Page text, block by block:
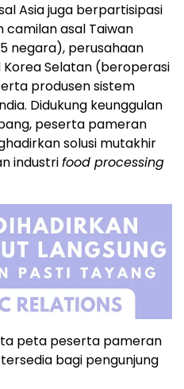
Asia juga berpartisipasi
camilan asal Taiwan
negara), perusahaan
Selatan (beroperasi
produsen sistem
Didukung keunggulan
peserta pameran
solusi mutakhir
industrifood processing
peta peserta pameran
bagi pengunjung